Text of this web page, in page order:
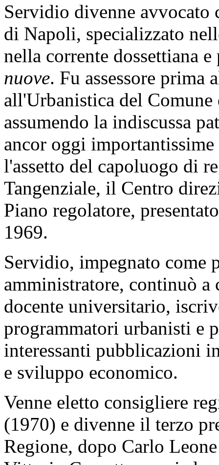
Servidio divenne
di Napoli, specializzato
nella corrente dossettiana
nuove. Fu assessore prima
all'Urbanistica del
assumendo la indiscussa
ancor oggi
l'assetto del capoluogo di
Tangenziale, il Centro
Piano regolatore,
1969.
Servidio, impegnato come
amministratore, continuò
docente universitario,
programmatori urbanisti e
interessanti pubblicazioni
e sviluppo economico.
Venne eletto consigliere
(1970) e divenne il terzo
Regione, dopo Carlo